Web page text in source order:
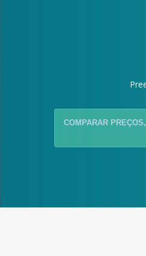
COMPARAR